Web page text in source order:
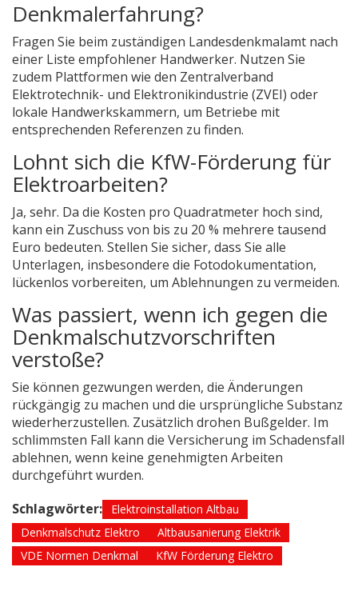
Denkmalerfahrung?
Fragen Sie beim zuständigen Landesdenkmalamt nach
einer Liste empfohlener Handwerker. Nutzen Sie
zudem Plattformen wie den Zentralverband
Elektrotechnik- und Elektronikindustrie (ZVEI) oder
lokale Handwerkskammern, um Betriebe mit
entsprechenden Referenzen zu finden.
Lohnt sich die KfW-Förderung für
Elektroarbeiten?
Ja, sehr. Da die Kosten pro Quadratmeter hoch sind,
kann ein Zuschuss von bis zu 20 % mehrere tausend
Euro bedeuten. Stellen Sie sicher, dass Sie alle
Unterlagen, insbesondere die Fotodokumentation,
lückenlos vorbereiten, um Ablehnungen zu vermeiden.
Was passiert, wenn ich gegen die
Denkmalschutzvorschriften
verstoße?
Sie können gezwungen werden, die Änderungen
rückgängig zu machen und die ursprüngliche Substanz
wiederherzustellen. Zusätzlich drohen Bußgelder. Im
schlimmsten Fall kann die Versicherung im Schadensfall
ablehnen, wenn keine genehmigten Arbeiten
durchgeführt wurden.
Schlagwörter:
Elektroinstallation Altbau
Denkmalschutz Elektro
Altbausanierung Elektrik
VDE Normen Denkmal
KfW Förderung Elektro